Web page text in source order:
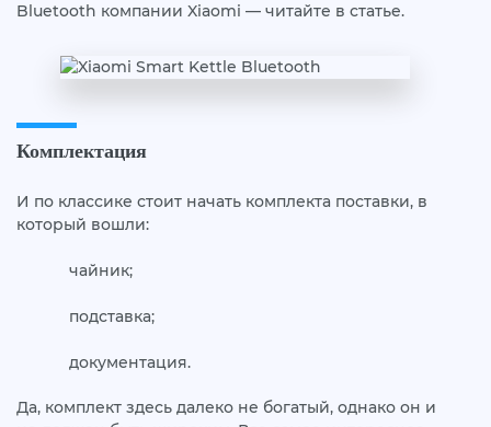
Bluetooth компании Xiaomi — читайте в статье.
Комплектация
И по классике стоит начать комплекта поставки, в
который вошли:
чайник;
подставка;
документация.
Да, комплект здесь далеко не богатый, однако он и